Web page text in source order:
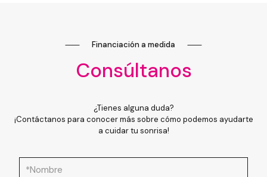
⸺ Financiación a medida ⸺
Consúltanos
¿Tienes alguna duda?
¡Contáctanos para conocer más sobre cómo podemos ayudarte
a cuidar tu sonrisa!